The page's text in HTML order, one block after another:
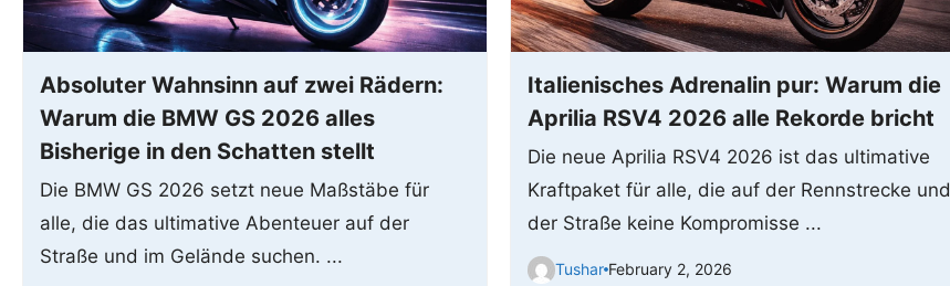
Absoluter Wahnsinn auf zwei Rädern:
Warum die BMW GS 2026 alles
Bisherige in den Schatten stellt
Die BMW GS 2026 setzt neue Maßstäbe für
alle, die das ultimative Abenteuer auf der
Straße und im Gelände suchen. ...
Italienisches Adrenalin pur: Warum die
Aprilia RSV4 2026 alle Rekorde bricht
Die neue Aprilia RSV4 2026 ist das ultimative
Kraftpaket für alle, die auf der Rennstrecke und
der Straße keine Kompromisse ...
Tushar February 2, 2026